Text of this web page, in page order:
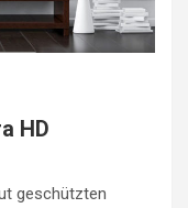
HD
geschützten